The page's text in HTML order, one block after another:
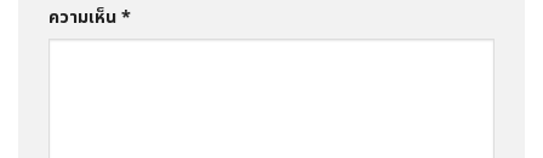
ความเห็น*